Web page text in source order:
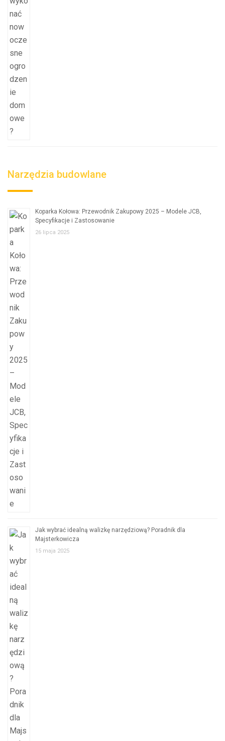
Narzędzia budowlane
Koparka Kołowa: Przewodnik Zakupowy 2025 – Modele JCB,
Specyfikacje i Zastosowanie
26 lipca 2025
Jak wybrać idealną walizkę narzędziową? Poradnik dla
Majsterkowicza
15 maja 2025